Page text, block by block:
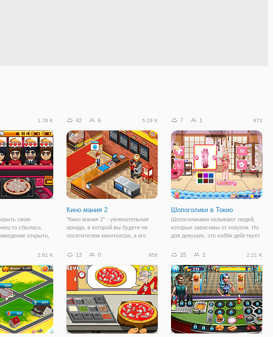
1.78 K
свою
то сбылась.
открыто,
работать по
Пицца -
42 6 5.29 K
Кино мания 2
"Кино мания 2" - увлекательная
аркада, в которой вы будете не
посетителем кинотеатра, а его
персонажа - девушку или парня и
работником кинотеатра и ваша
задача -
7 1 973
Шопоголики в Токио
Шопоголиками называют людей,
которые зависимы от покупок. Но
для девушек, это хобби действует
подружки отправились на
колоритные ткани, гармоничные и
светлые
2.81 K 13 0 958 25 2 2.21 K